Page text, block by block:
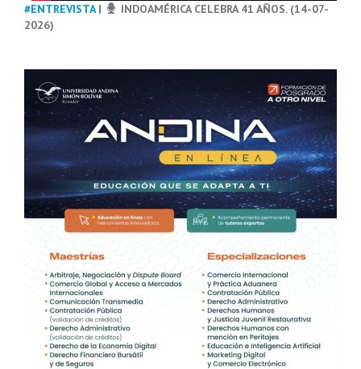
#ENTREVISTA|
INDOAMÉRICA CELEBRA 41 AÑOS. (14-07-
2026)